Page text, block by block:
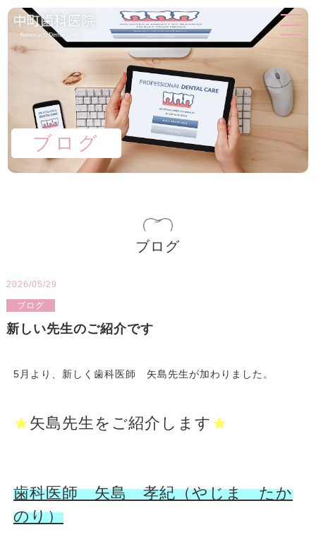
ブログ
ブログ
2026/05/29
ブログ
新しい先生のご紹介です
5月より、新しく歯科医師 矢島先生が加わりました。
★矢島先生をご紹介します★
歯科医師 矢島 孝紀（やじま たか
のり）